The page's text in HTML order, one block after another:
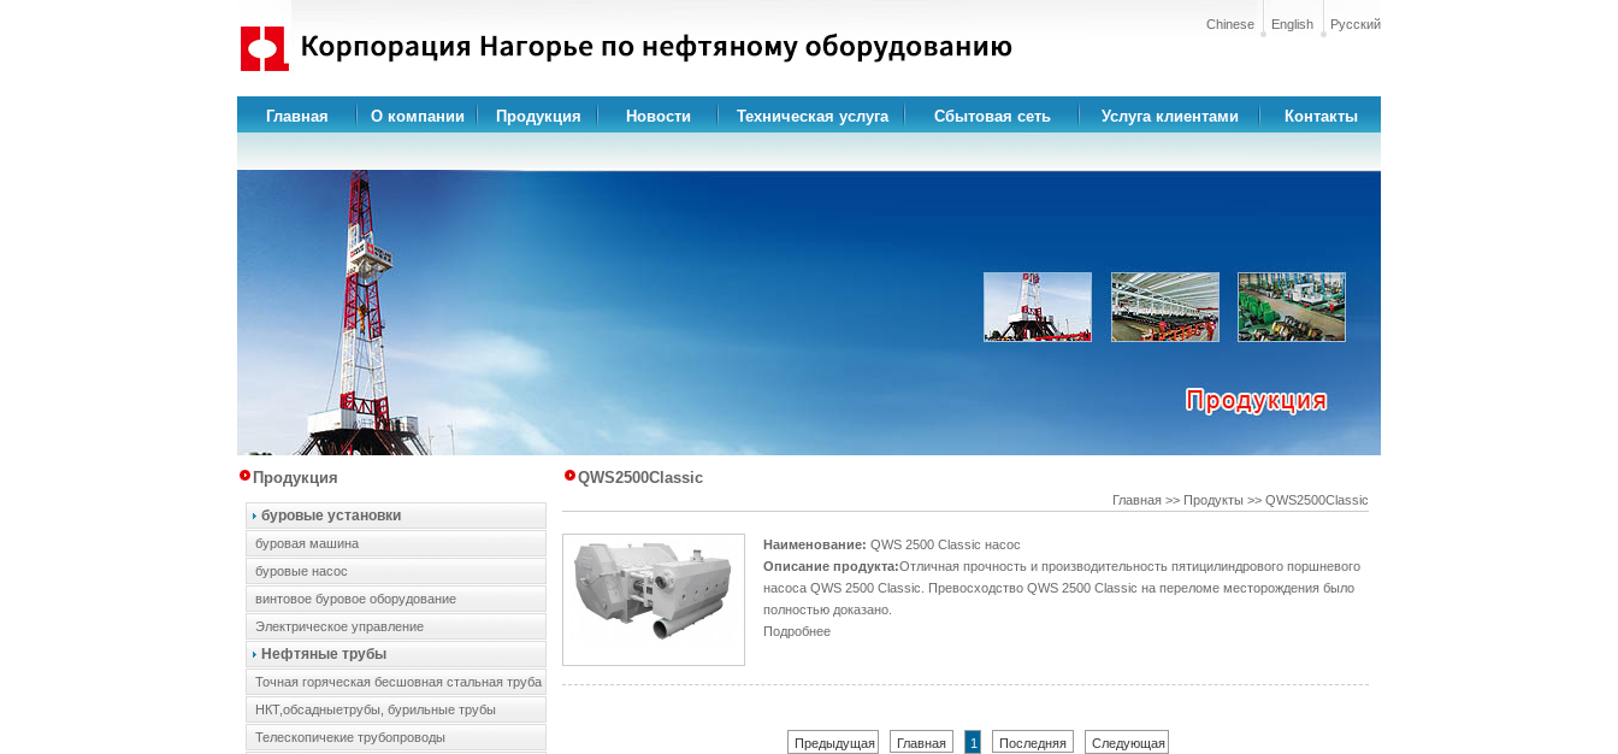
Chinese English Русский
Главная О компании Продукция Новости Техническая услуга Сбытовая сеть Услуга клиентами Контакты
Продукция
буровые установки
буровая машина
буровые насос
винтовое буровое оборудование
Электрическое управление
Нефтяные трубы
Точная горяческая бесшовная стальная труба
НКТ,обсадныетрубы, бурильные трубы
Телескопичекие трубопроводы
QWS2500Classic
Главная >> Продукты >> QWS2500Classic
Наименование: QWS 2500 Classic насос
Описание продукта:Отличная прочность и производительность пятицилиндрового поршневого
насоса QWS 2500 Classic. Превосходство QWS 2500 Classic на переломе месторождения было
полностью доказано.
Подробнее
Предыдущая Главная 1 Последняя Следующая